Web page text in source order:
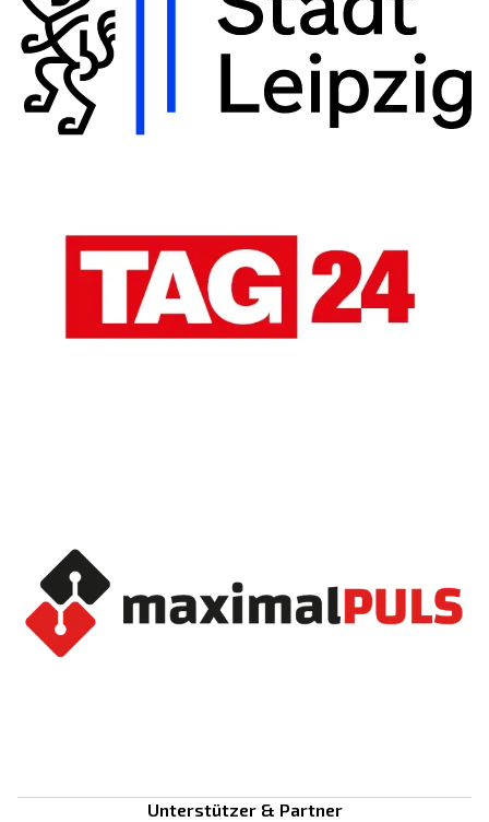
Unterstützer & Partner